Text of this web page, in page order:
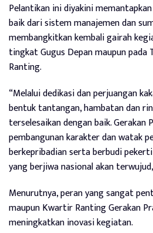
Pelantikan ini diyakini
baik dari sistem manajemen dan
membangkitkan kembali gairah
tingkat Gugus Depan maupun
Ranting.
“Melalui dedikasi dan perjuangan
bentuk tantangan, hambatan dan
terselesaikan dengan baik. Gerakan
pembangunan karakter dan watak
berkepribadian serta berbudi
yang berjiwa nasional akan
Menurutnya, peran yang sangat
maupun Kwartir Ranting Gerakan
meningkatkan inovasi kegiatan.